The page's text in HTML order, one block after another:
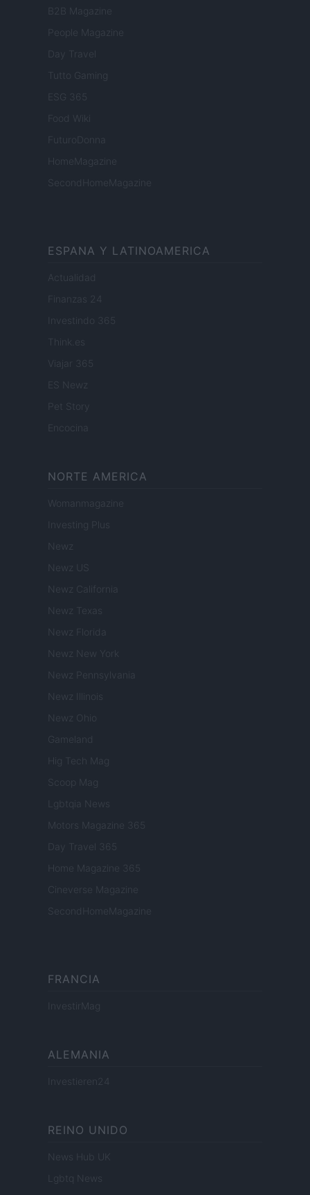
B2B Magazine
People Magazine
Day Travel
Tutto Gaming
ESG 365
Food Wiki
FuturoDonna
HomeMagazine
SecondHomeMagazine
ESPANA Y LATINOAMERICA
Actualidad
Finanzas 24
Investindo 365
Think.es
Viajar 365
ES Newz
Encocina
NORTE AMERICA
Womanmagazine
Investing Plus
Newz
Newz US
Newz California
Newz Texas
Newz Florida
Newz New York
Newz Pennsylvania
Newz Illinois
Newz Ohio
Gameland
Hig Tech Mag
Scoop Mag
Lgbtqia News
Motors Magazine 365
Day Travel 365
Home Magazine 365
Cineverse Magazine
SecondHomeMagazine
FRANCIA
InvestirMag
ALEMANIA
Investieren24
REINO UNIDO
News Hub UK
Lgbtq News